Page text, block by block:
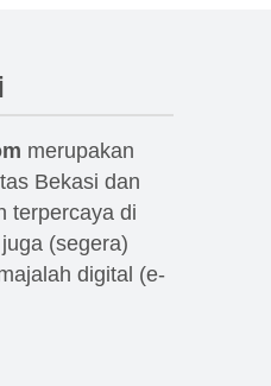
merupakan
Bekasi dan
terpercaya di
(segera)
digital (e-